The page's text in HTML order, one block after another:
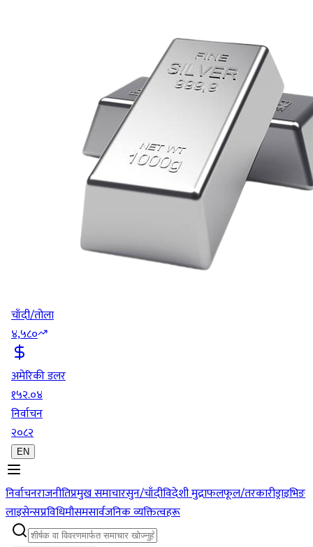
चाँदी/तोला
४,५८०
अमेरिकी डलर
१५२.०४
निर्वाचन
२०८२
EN
निर्वाचनराजनीतिप्रमुख समाचारसुन/चाँदीविदेशी मुद्राफलफूल/तरकारीड्राइभिङ
लाइसेन्सप्रविधिमौसमसार्वजनिक व्यक्तित्वहरू